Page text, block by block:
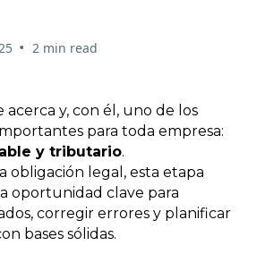
• 2 min read
acerca y, con él, uno de los
para toda empresa:
y tributario.
obligación legal, esta etapa
oportunidad clave para
corregir errores y planificar
bases sólidas.